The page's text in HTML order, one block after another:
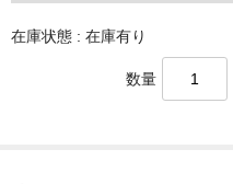
在庫状態 : 在庫有り
数量